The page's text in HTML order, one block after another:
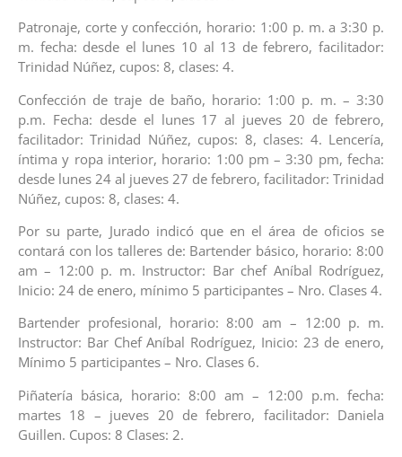
Patronaje, corte y confección, horario: 1:00 p. m. a 3:30 p.
m. fecha: desde el lunes 10 al 13 de febrero, facilitador:
Trinidad Núñez, cupos: 8, clases: 4.
Confección de traje de baño, horario: 1:00 p. m. – 3:30
p.m. Fecha: desde el lunes 17 al jueves 20 de febrero,
facilitador: Trinidad Núñez, cupos: 8, clases: 4. Lencería,
íntima y ropa interior, horario: 1:00 pm – 3:30 pm, fecha:
desde lunes 24 al jueves 27 de febrero, facilitador: Trinidad
Núñez, cupos: 8, clases: 4.
Por su parte, Jurado indicó que en el área de oficios se
contará con los talleres de: Bartender básico, horario: 8:00
am – 12:00 p. m. Instructor: Bar chef Aníbal Rodríguez,
Inicio: 24 de enero, mínimo 5 participantes – Nro. Clases 4.
Bartender profesional, horario: 8:00 am – 12:00 p. m.
Instructor: Bar Chef Aníbal Rodríguez, Inicio: 23 de enero,
Mínimo 5 participantes – Nro. Clases 6.
Piñatería básica, horario: 8:00 am – 12:00 p.m. fecha:
martes 18 – jueves 20 de febrero, facilitador: Daniela
Guillen. Cupos: 8 Clases: 2.